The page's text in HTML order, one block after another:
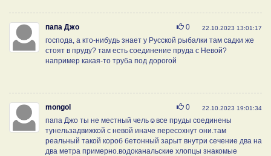
папа Джо 22.10.2023 13:01:17
Нравится
0
господа, а кто-нибудь знает у Русской рыбалки там садки же
стоят в пруду? там есть соединение пруда с Невой?
например какая-то труба под дорогой
mongol 22.10.2023 19:01:34
Нравится
0
папа Джо ты не местный чель☺все пруды соединены
тунельзадвижкой с невой иначе пересохнут они.там
реальный такой короб бетонный зарыт внутри сечение два на
два метра примерно.водоканальские хлопцы знакомые